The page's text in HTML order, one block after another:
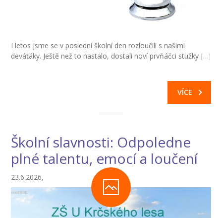
-- Školní poradenské pracoviště
---- Školní psycholog
---- Koordinátor vzdělávání cizinců
-- Co škola nabízí
I letos jsme se v poslední školní den rozloučili s našimi
deváťáky. Ještě než to nastalo, dostali noví prvňáčci stužky […]
VÍCE
Školní slavnosti: Odpoledne
plné talentu, emocí a loučení
23.6.2026,